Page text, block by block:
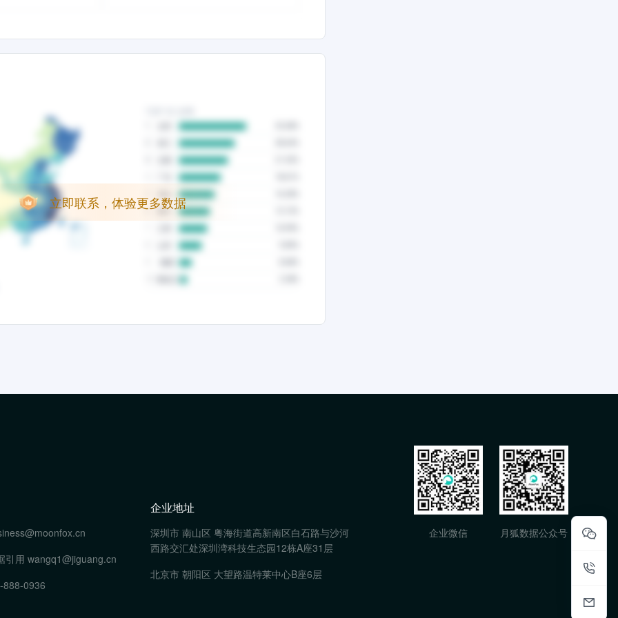
立即联系，体验更多数据
引用 wangq1@jiguang.cn
888-0936
企业地址
深圳市 南山区 粤海街道高新南区白石路与沙河
西路交汇处深圳湾科技生态园12栋A座31层
北京市 朝阳区 大望路温特莱中心B座6层
企业微信 月狐数据公众号